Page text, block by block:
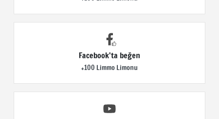
Facebook'ta beğen
+100 Limmo Limonu